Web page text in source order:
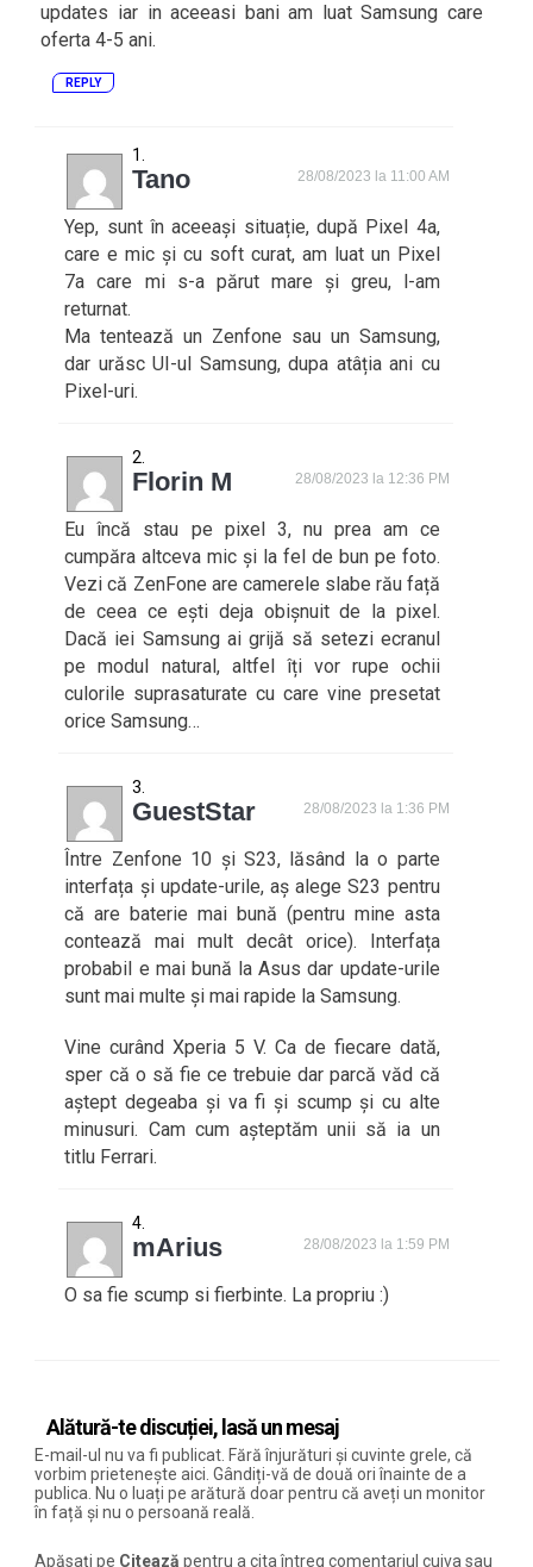
updates iar in aceeasi bani am luat Samsung care
oferta 4-5 ani.
REPLY
Tano 28/08/2023 la 11:00 AM
Yep, sunt în aceeași situație, după Pixel 4a,
care e mic și cu soft curat, am luat un Pixel
7a care mi s-a părut mare și greu, l-am
returnat.
Ma tentează un Zenfone sau un Samsung,
dar urăsc UI-ul Samsung, dupa atâția ani cu
Pixel-uri.
Florin M 28/08/2023 la 12:36 PM
Eu încă stau pe pixel 3, nu prea am ce
cumpăra altceva mic și la fel de bun pe foto.
Vezi că ZenFone are camerele slabe rău față
de ceea ce ești deja obișnuit de la pixel.
Dacă iei Samsung ai grijă să setezi ecranul
pe modul natural, altfel îți vor rupe ochii
culorile suprasaturate cu care vine presetat
orice Samsung…
GuestStar 28/08/2023 la 1:36 PM
Între Zenfone 10 și S23, lăsând la o parte
interfața și update-urile, aș alege S23 pentru
că are baterie mai bună (pentru mine asta
contează mai mult decât orice). Interfața
probabil e mai bună la Asus dar update-urile
sunt mai multe și mai rapide la Samsung.
Vine curând Xperia 5 V. Ca de fiecare dată,
sper că o să fie ce trebuie dar parcă văd că
aștept degeaba și va fi și scump și cu alte
minusuri. Cam cum așteptăm unii să ia un
titlu Ferrari.
mArius 28/08/2023 la 1:59 PM
O sa fie scump si fierbinte. La propriu :)
Alătură-te discuției, lasă un mesaj
E-mail-ul nu va fi publicat. Fără înjurături și cuvinte grele, că
vorbim prietenește aici. Gândiți-vă de două ori înainte de a
publica. Nu o luați pe arătură doar pentru că aveți un monitor
în față și nu o persoană reală.
Apăsați pe Citează pentru a cita întreg comentariul cuiva sau